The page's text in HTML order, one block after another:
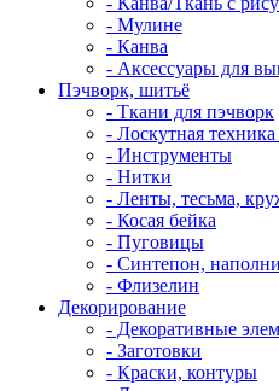
- Мулине
- Канва
- Аксессуары для
Пэчворк, шитьё
- Ткани для пэчворк
- Лоскутная
- Инструменты
- Нитки
- Ленты, тесьма,
- Косая бейка
- Пуговицы
- Синтепон,
- Флизелин
Декорирование
- Декоративные
- Заготовки
- Краски, контуры